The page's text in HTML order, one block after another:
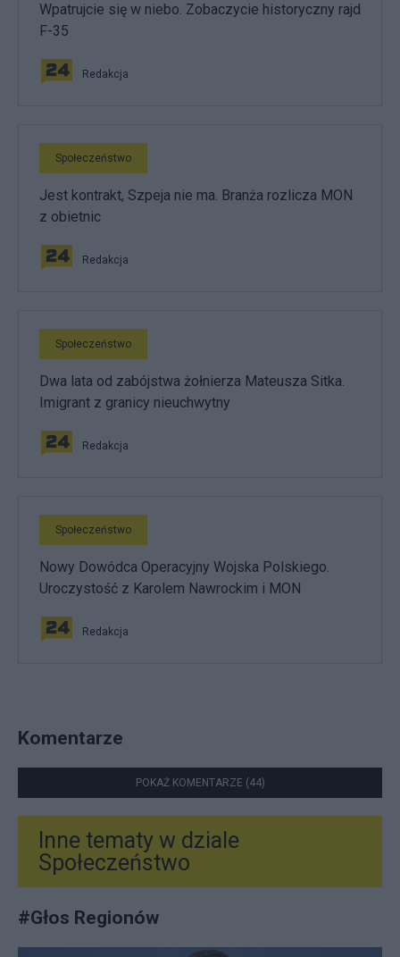
Wpatrujcie się w niebo. Zobaczycie historyczny rajd
F-35
Redakcja
Społeczeństwo
Jest kontrakt, Szpeja nie ma. Branża rozlicza MON
z obietnic
Redakcja
Społeczeństwo
Dwa lata od zabójstwa żołnierza Mateusza Sitka.
Imigrant z granicy nieuchwytny
Redakcja
Społeczeństwo
Nowy Dowódca Operacyjny Wojska Polskiego.
Uroczystość z Karolem Nawrockim i MON
Redakcja
Komentarze
POKAŻ KOMENTARZE (44)
Inne tematy w dziale
Społeczeństwo
#Głos Regionów